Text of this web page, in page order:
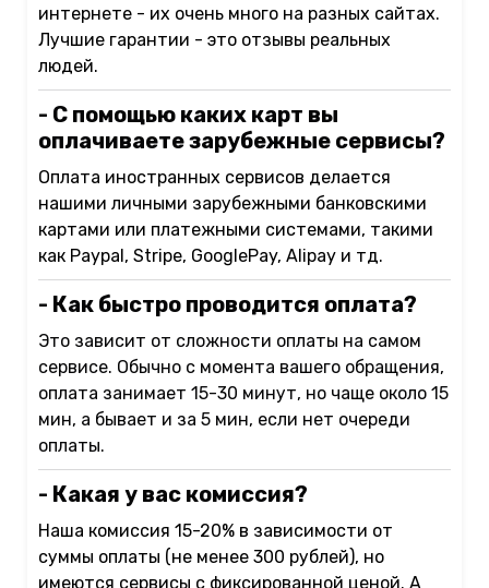
интернете - их очень много на разных сайтах.
Лучшие гарантии - это отзывы реальных
людей.
- С помощью каких карт вы
оплачиваете зарубежные сервисы?
Оплата иностранных сервисов делается
нашими личными зарубежными банковскими
картами или платежными системами, такими
как Paypal, Stripe, GooglePay, Alipay и тд.
- Как быстро проводится оплата?
Это зависит от сложности оплаты на самом
сервисе. Обычно с момента вашего обращения,
оплата занимает 15-30 минут, но чаще около 15
мин, а бывает и за 5 мин, если нет очереди
оплаты.
- Какая у вас комиссия?
Наша комиссия 15-20% в зависимости от
суммы оплаты (не менее 300 рублей), но
имеются сервисы с фиксированной ценой. А